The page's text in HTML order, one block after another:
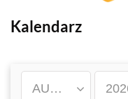
Kalendarz
AUGUST